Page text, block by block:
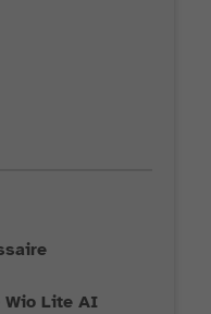
Lite AI